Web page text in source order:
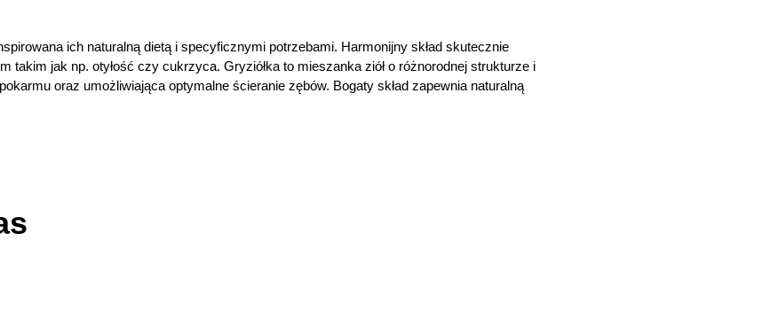
ich naturalną dietą i specyficznymi potrzebami. Harmonijny skład skutecznie
takim jak np. otyłość czy cukrzyca. Gryziółka to mieszanka ziół o różnorodnej strukturze i
oraz umożliwiająca optymalne ścieranie zębów. Bogaty skład zapewnia naturalną